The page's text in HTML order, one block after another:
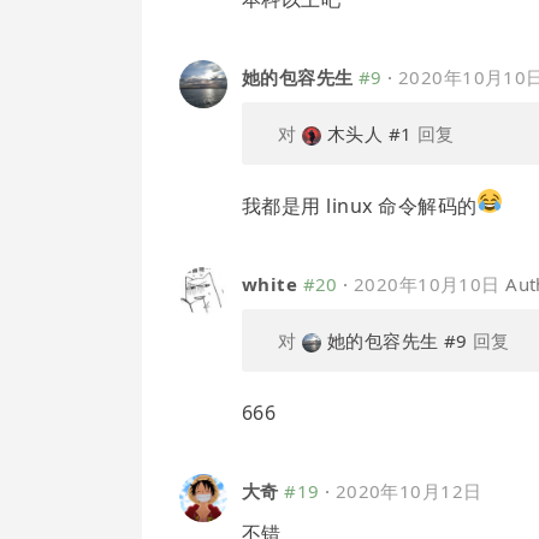
她的包容先生 #9 ·2020年10月10
对 木头人 #1 回复
我都是用 linux 命令解码的
white #20 ·2020年10月10日
对 她的包容先生 #9 回复
666
大奇 #19 · 2020年10月12日
不错